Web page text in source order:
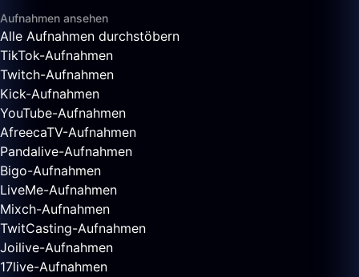
Aufnahmen ansehen
Alle Aufnahmen durchstöbern
TikTok-Aufnahmen
Twitch-Aufnahmen
Kick-Aufnahmen
YouTube-Aufnahmen
AfreecaTV-Aufnahmen
Pandalive-Aufnahmen
Bigo-Aufnahmen
LiveMe-Aufnahmen
Mixch-Aufnahmen
TwitCasting-Aufnahmen
Joilive-Aufnahmen
17live-Aufnahmen